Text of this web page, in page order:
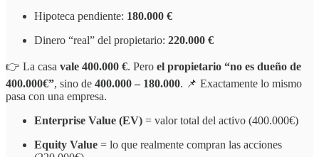
Hipoteca pendiente: 180.000 €
Dinero “real” del propietario: 220.000 €
👉 La casa vale 400.000 €. Pero el propietario “no es dueño de
400.000€”, sino de 400.000 – 180.000. 📌 Exactamente lo mismo
pasa con una empresa.
Enterprise Value (EV) = valor total del activo (400.000€)
Equity Value = lo que realmente compran las acciones